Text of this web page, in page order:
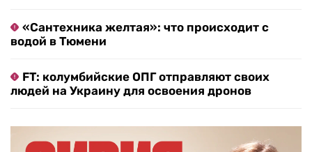
«Сантехника желтая»: что происходит с
водой в Тюмени
FT: колумбийские ОПГ отправляют своих
людей на Украину для освоения дронов